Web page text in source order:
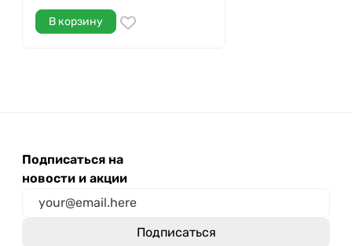
В корзину
Подписаться на
новости и акции